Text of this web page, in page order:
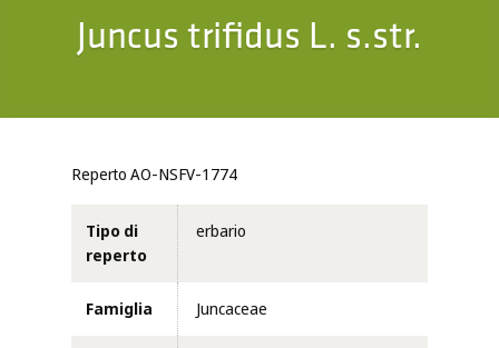
Juncus trifidus L. s.str.
Reperto AO-NSFV-1774
Tipo di
reperto
erbario
Famiglia Juncaceae